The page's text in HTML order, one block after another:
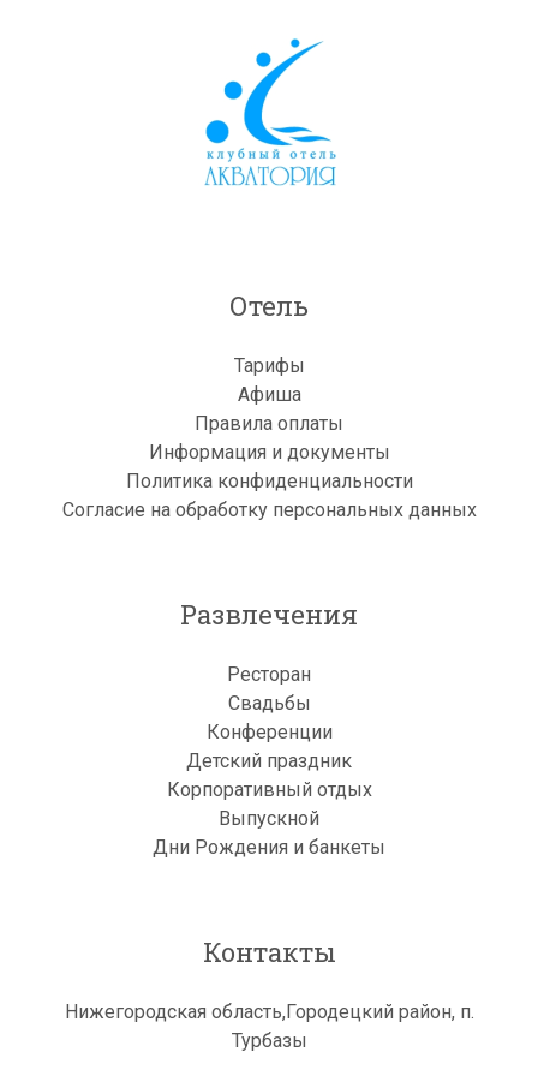
Отель
Тарифы
Афиша
Правила оплаты
Информация и документы
Политика конфиденциальности
Согласие на обработку персональных данных
Развлечения
Ресторан
Свадьбы
Конференции
Детский праздник
Корпоративный отдых
Выпускной
Дни Рождения и банкеты
Контакты
Нижегородская область,Городецкий район, п.
Турбазы